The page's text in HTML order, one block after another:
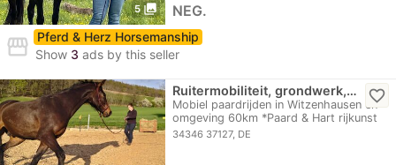
5 photo_library NEG.
storefront
Pferd & Herz Horsemanship
Show 3 ads by this seller
Ruitermobiliteit, grondwerk,…
Mobiel paardrijden in Witzenhausen en
omgeving 60km *Paard & Hart rijkunst
Ik…
34346 37127, DE
favorite_border